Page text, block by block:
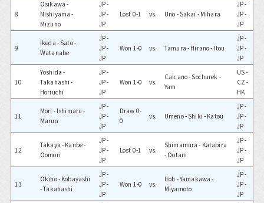
8
Osikawa -
Nishiyama -
Mizuno
JP -
JP -
JP
Lost 0-1 vs. Uno - Sakai - Mihara
JP -
JP -
JP
9
Ikeda - Sato -
Watanabe
JP -
JP -
JP
Won 1-0 vs. Tamura - Hirano - Itou
JP -
JP -
JP
10
Yoshida -
Takahashi -
Horiuchi
JP -
JP -
JP
Won 1-0 vs.
Calcano - Sochurek -
Yam
US -
CZ -
HK
11
Mori - Ishimaru -
Maruo
JP -
JP -
JP
Draw 0-
0
vs. Umeno - Shiki - Katou
JP -
JP -
JP
12
Takaya - Kanbe -
Oomori
JP -
JP -
JP
Lost 0-1 vs.
Shimamura - Katabira
- Ootani
JP -
JP -
JP
13
Okino - Kobayashi
- Takahashi
JP -
JP -
JP
Won 1-0 vs.
Itoh - Yamakawa -
Miyamoto
JP -
JP -
JP